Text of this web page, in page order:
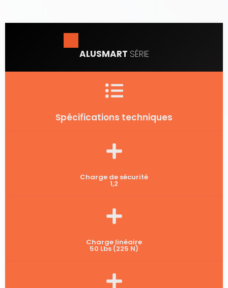
ALUSMART SÉRIE
Spécifications techniques
Charge de sécurité
1,2
Charge linéaire
50 Lbs (225 N)